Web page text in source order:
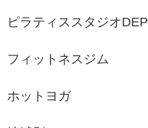
ピラティススタジオDEP
フィットネスジム
ホットヨガ